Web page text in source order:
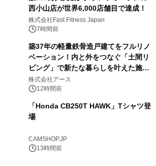
西小山店が世界6,000店舗目で達成！
株式会社Fast Fitness Japan
7時間前
築37年の軽量鉄骨造戸建てをフルリノ
ベーション！内と外をつなぐ「土間リ
ビング」で新たな暮らしを叶えた施工
事例を株式会社アースが公開
株式会社アース
12時間前
「Honda CB250T HAWK」Tシャツ登
場
CAMSHOP.JP
13時間前